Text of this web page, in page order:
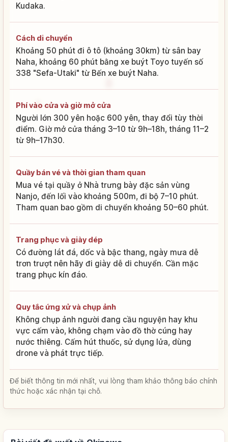
Kudaka.
Cách di chuyển
Khoảng 50 phút đi ô tô (khoảng 30km) từ sân bay
Naha, khoảng 60 phút bằng xe buýt Toyo tuyến số
338 "Sefa-Utaki" từ Bến xe buýt Naha.
Phí vào cửa và giờ mở cửa
Người lớn 300 yên hoặc 600 yên, thay đổi tùy thời
điểm. Giờ mở cửa tháng 3–10 từ 9h–18h, tháng 11–2
từ 9h–17h30.
Quầy bán vé và thời gian tham quan
Mua vé tại quầy ở Nhà trưng bày đặc sản vùng
Nanjo, đến lối vào khoảng 500m, đi bộ 7–10 phút.
Tham quan bao gồm di chuyển khoảng 50–60 phút.
Trang phục và giày dép
Có đường lát đá, dốc và bậc thang, ngày mưa dễ
trơn trượt nên hãy đi giày dễ di chuyển. Cần mặc
trang phục kín đáo.
Quy tắc ứng xử và chụp ảnh
Không chụp ảnh người đang cầu nguyện hay khu
vực cấm vào, không chạm vào đồ thờ cúng hay
nước thiêng. Cấm hút thuốc, sử dụng lửa, dùng
drone và phát trực tiếp.
Để biết thông tin mới nhất, vui lòng tham khảo thông báo chính
thức hoặc xác nhận tại chỗ.